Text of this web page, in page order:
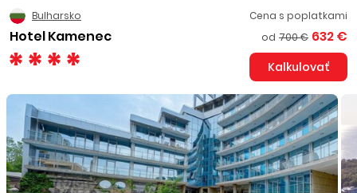
Bulharsko
Hotel Kamenec
Cena s poplatkami
od 700 € 632 €
Kalkulovať